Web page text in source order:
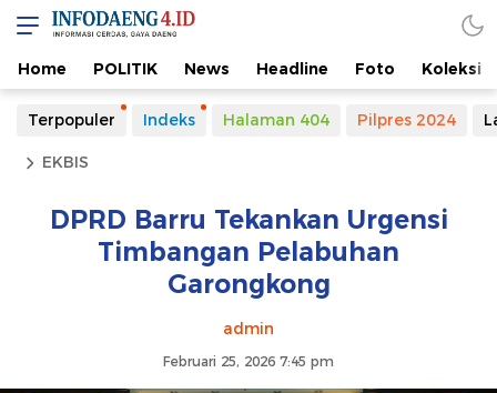
Home POLITIK News Headline Foto Koleksi
Terpopuler Indeks Halaman 404 Pilpres 2024
EKBIS
DPRD Barru Tekankan Urgensi
Timbangan Pelabuhan
Garongkong
admin
Februari 25, 2026 7:45 pm